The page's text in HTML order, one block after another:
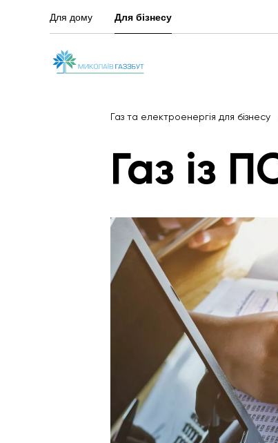
Для дому Для бізнесу
Газ та електроенергія для бізнесу
Газ із